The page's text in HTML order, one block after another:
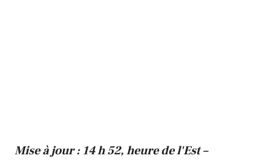
Mise à jour : 14 h 52, heure de l'Est –